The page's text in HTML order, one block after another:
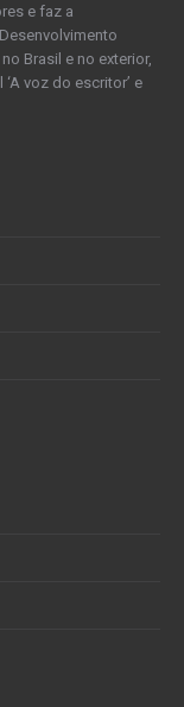
e faz a
Brasil e no exterior,
voz do escritor’ e